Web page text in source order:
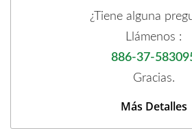
¿Tiene alguna
Llámenos :
886-37-
Gracias.
Más Detalles